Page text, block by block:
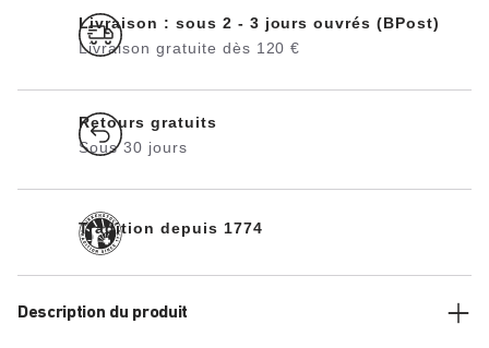
Livraison : sous 2 - 3 jours ouvrés (BPost)
Livraison gratuite dès 120 €
Retours gratuits
Sous 30 jours
Tradition depuis 1774
Description du produit